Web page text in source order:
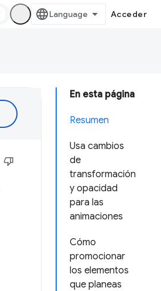
Acceder
En esta página
Resumen
Usa cambios
de
transformación
y opacidad
para las
animaciones
Cómo
promocionar
los elementos
que planeas